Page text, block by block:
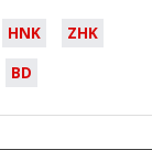
HNK
ZHK
BD